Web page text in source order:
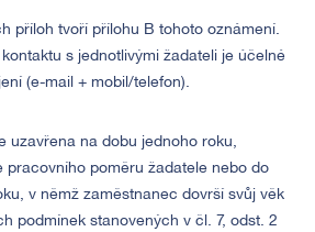
příloh tvoří přílohu B tohoto oznámení.
s jednotlivými žadateli je účelné
(e-mail + mobil/telefon).
uzavřena na dobu jednoho roku,
pracovního poměru žadatele nebo do
v němž zaměstnanec dovrší svůj věk
podmínek stanovených v čl. 7, odst. 2